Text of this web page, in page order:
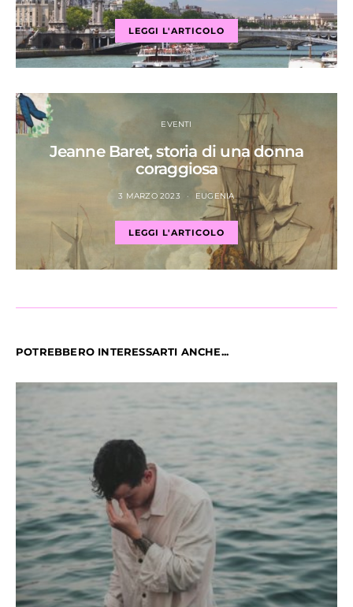
LEGGI L'ARTICOLO
EVENTI
Jeanne Baret, storia di una donna
coraggiosa
3 MARZO 2023 EUGENIA
LEGGI L'ARTICOLO
POTREBBERO INTERESSARTI ANCHE...